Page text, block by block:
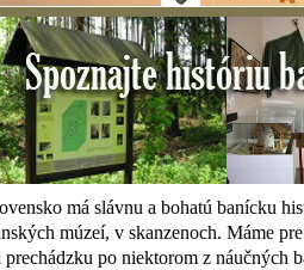
Bližšie informácie -kliknite!